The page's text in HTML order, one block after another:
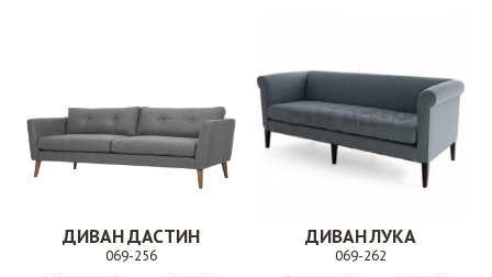
ДИВАН ДАСТИН
069-256
ДИВАН ЛУКА
069-262